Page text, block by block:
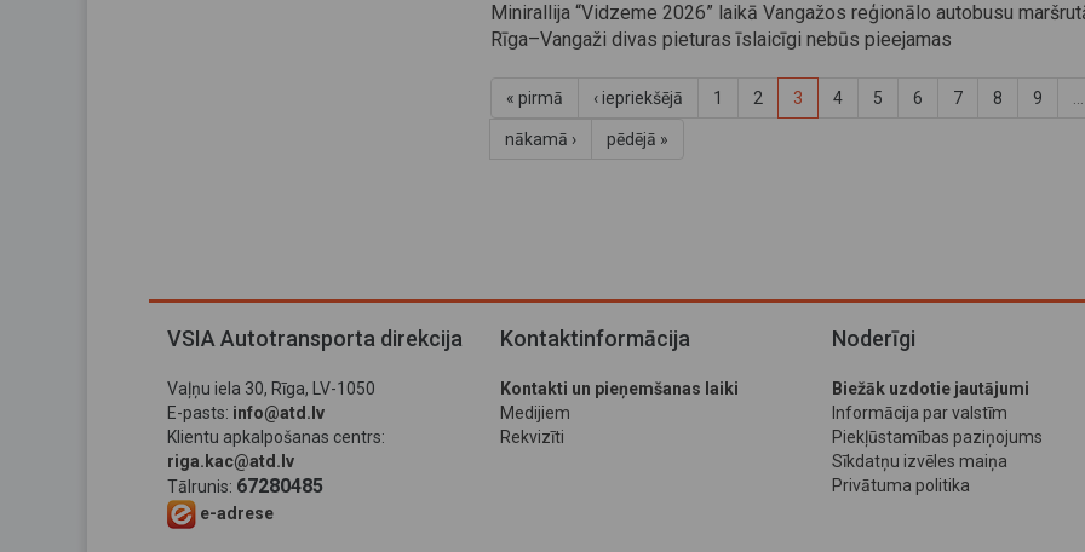
Minirallija “Vidzeme 2026” laikā Vangažos reģionālo autobusu
Rīga–Vangaži divas pieturas īslaicīgi nebūs pieejamas
« pirmā ‹ iepriekšējā 1 2 3 4 5 6 7 8 9
nākamā › pēdējā »
VSIA Autotransporta direkcija
Vaļņu iela 30, Rīga, LV-1050
E-pasts: info@atd.lv
Klientu apkalpošanas centrs:
riga.kac@atd.lv
Tālrunis: 67280485
e-adrese
Kontaktinformācija
Kontakti un pieņemšanas laiki
Medijiem
Rekvizīti
Noderīgi
Biežāk uzdotie jautājumi
Informācija par valstīm
Piekļūstamības paziņojums
Sīkdatņu izvēles maiņa
Privātuma politika